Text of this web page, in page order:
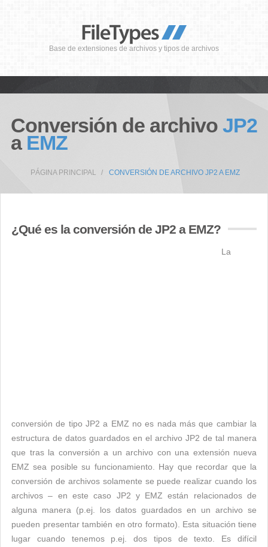
Base de extensiones de archivos y tipos de archivos
Conversión de archivo JP2
a EMZ
PÁGINA PRINCIPAL CONVERSIÓN DE ARCHIVO JP2 A EMZ
¿Qué es la conversión de JP2 a EMZ?
La
conversión de tipo JP2 a EMZ no es nada más que cambiar la
estructura de datos guardados en el archivo JP2 de tal manera
que tras la conversión a un archivo con una extensión nueva
EMZ sea posible su funcionamiento. Hay que recordar que la
conversión de archivos solamente se puede realizar cuando los
archivos – en este caso JP2 y EMZ están relacionados de
alguna manera (p.ej. los datos guardados en un archivo se
pueden presentar también en otro formato). Esta situación tiene
lugar cuando tenemos p.ej. dos tipos de texto. Es difícil